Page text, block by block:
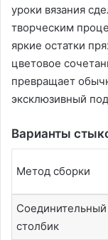
уроки вязания
творческим
яркие остатки
цветовое
превращает
эксклюзивный
Варианты
Метод сборки
Соединительный
столбик